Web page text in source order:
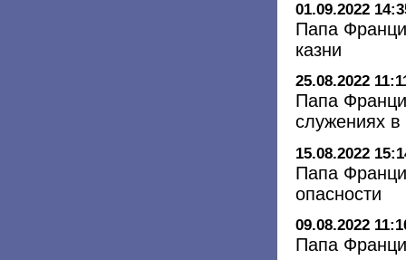
01.09.2022
Папа
казни
25.08.2022
Папа
служениях
15.08.2022
Папа
опасности
09.08.2022
Папа